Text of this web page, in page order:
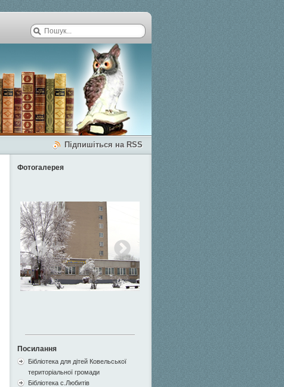
Підпишіться на RSS
Фотогалерея
Посилання
Бібліотека для дітей Ковельської
територіальної громади
Бібліотека с.Любитів